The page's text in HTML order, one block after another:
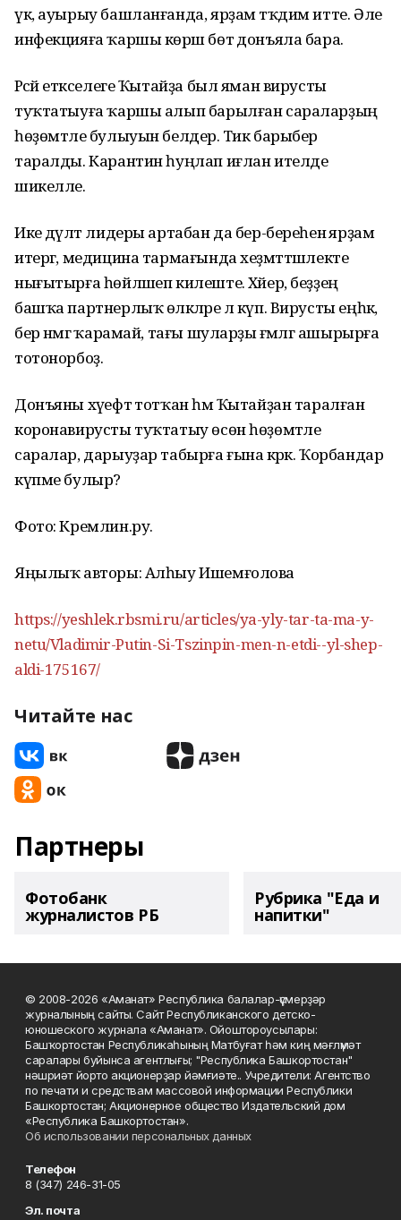
үк, ауырыу башланғанда, ярҙам тәҡдим итте. Әле
инфекцияға ҡаршы көрәш бөтә донъяла бара.
Рәсәй етәкселеге Ҡытайҙа был яман вирусты
туҡтатыуға ҡаршы алып барылған сараларҙың
һөҙөмтәле булыуын белдерә. Тик барыбер
таралды. Карантин һуңлап иғлан ителде
шикелле.
Ике дәүләт лидеры артабан да бер-береһенә ярҙам
итергә, медицина тармағында хеҙмәттәшлекте
нығытырға һөйләшеп килеште. Хәйер, беҙҙең
башҡа партнерлыҡ өлкәләре лә күп. Вирусты еңһәк,
бер нәмәгә ҡарамай, тағы шуларҙы ғәмәлгә ашырырға
тотонорбоҙ.
Донъяны хәүефтә тотҡан һәм Ҡытайҙан таралған
коронавирусты туҡтатыу өсөн һөҙөмтәле
саралар, дарыуҙар табырға ғына кәрәк. Ҡорбандар
күпме булыр?
Фото: Кремлин.ру.
Яңылыҡ авторы: Алһыу Ишемғолова
https://yeshlek.rbsmi.ru/articles/ya-yly-tar-ta-ma-y-
netu/Vladimir-Putin-Si-Tszinpin-men-n-etdi--yl-shep-
aldi-175167/
Читайте нас
Партнеры
Фотобанк
журналистов РБ
Рубрика "Еда и
напитки"
© 2008-2026 «Аманат» Республика балалар-үҫмерҙәр
журналының сайты. Сайт Республиканского детско-
юношеского журнала «Аманат». Ойоштороусылары:
Башҡортостан Республикаһының Матбуғат һәм киң мәғлүмәт
саралары буйынса агентлығы; "Республика Башкортостан"
нәшриәт йорто акционерҙар йәмғиәте.. Учредители: Агентство
по печати и средствам массовой информации Республики
Башкортостан; Акционерное общество Издательский дом
«Республика Башкортостан».
Об использовании персональных данных
Телефон
8 (347) 246-31-05
Эл. почта